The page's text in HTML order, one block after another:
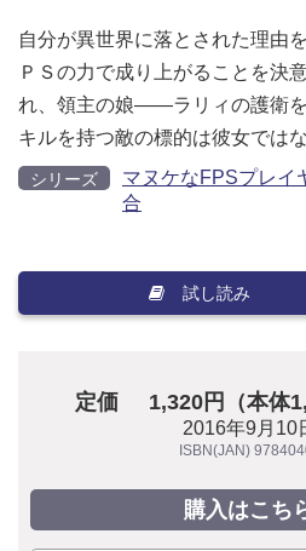
自分が異世界に落とされた理由
ＰＳの力で成り上がることを決
れ、領主の娘――ラリィの護衛
キルを持つ敵の標的は彼女では
シリーズ
マヌケなFPSプレイ
合
試し読み
定価 1,320円（本体
2016年9月10
ISBN(JAN)
購入はこち